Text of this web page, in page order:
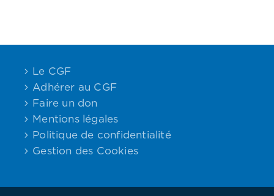
Le CGF
Adhérer au CGF
Faire un don
Mentions légales
Politique de confidentialité
Gestion des Cookies